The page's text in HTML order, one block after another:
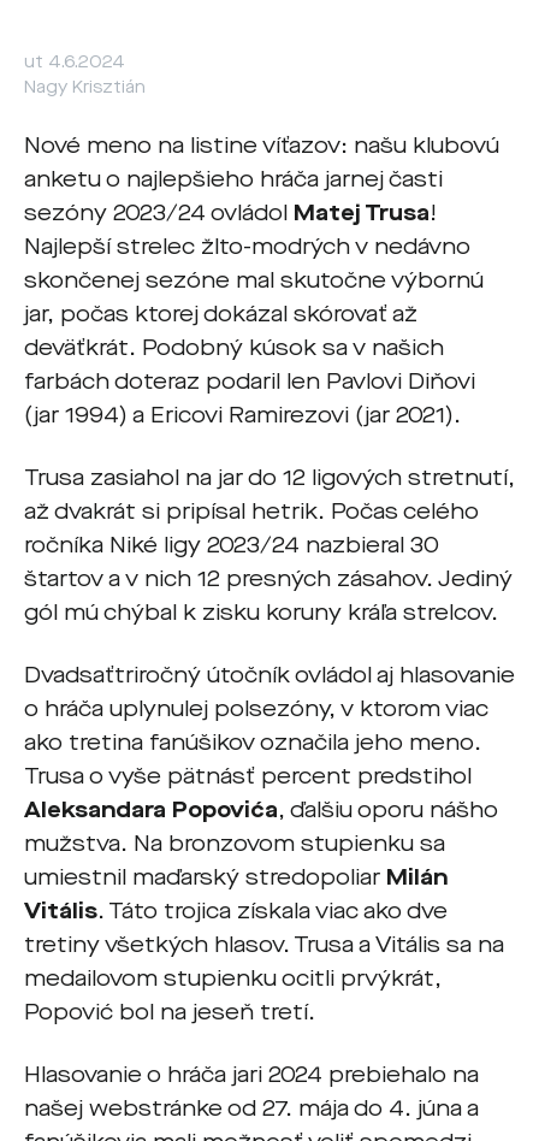
ut 4.6.2024
Nagy Krisztián
Nové meno na listine víťazov: našu klubovú
anketu o najlepšieho hráča jarnej časti
sezóny 2023/24 ovládol Matej Trusa!
Najlepší strelec žlto-modrých v nedávno
skončenej sezóne mal skutočne výbornú
jar, počas ktorej dokázal skórovať až
deväťkrát. Podobný kúsok sa v našich
farbách doteraz podaril len Pavlovi Diňovi
(jar 1994) a Ericovi Ramirezovi (jar 2021).
Trusa zasiahol na jar do 12 ligových stretnutí,
až dvakrát si pripísal hetrik. Počas celého
ročníka Niké ligy 2023/24 nazbieral 30
štartov a v nich 12 presných zásahov. Jediný
gól mú chýbal k zisku koruny kráľa strelcov.
Dvadsaťtriročný útočník ovládol aj hlasovanie
o hráča uplynulej polsezóny, v ktorom viac
ako tretina fanúšikov označila jeho meno.
Trusa o vyše pätnásť percent predstihol
Aleksandara Popovića, ďalšiu oporu nášho
mužstva. Na bronzovom stupienku sa
umiestnil maďarský stredopoliar Milán
Vitális. Táto trojica získala viac ako dve
tretiny všetkých hlasov. Trusa a Vitális sa na
medailovom stupienku ocitli prvýkrát,
Popović bol na jeseň tretí.
Hlasovanie o hráča jari 2024 prebiehalo na
našej webstránke od 27. mája do 4. júna a